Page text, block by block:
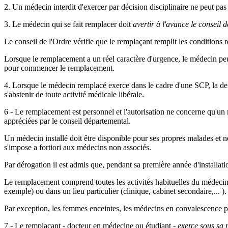
2. Un médecin interdit d'exercer par décision disciplinaire ne peut
3. Le médecin qui se fait remplacer doit avertir à l'avance le conseil
Le conseil de l'Ordre vérifie que le remplaçant remplit les conditions
Lorsque le remplacement a un réel caractère d'urgence, le médecin
pour commencer le remplacement.
4. Lorsque le médecin remplacé exerce dans le cadre d'une SCP, la
s'abstenir de toute activité médicale libérale.
6 - Le remplacement est personnel et l'autorisation ne concerne
appréciées par le conseil départemental.
Un médecin installé doit être disponible pour ses propres malades et
s'impose a fortiori aux médecins non associés.
Par dérogation il est admis que, pendant sa première année
Le remplacement comprend toutes les activités habituelles du
exemple) ou dans un lieu particulier (clinique, cabinet secondaire,... ).
Par exception, les femmes enceintes, les médecins en
7 - Le remplaçant - docteur en médecine ou étudiant - exerce sous sa